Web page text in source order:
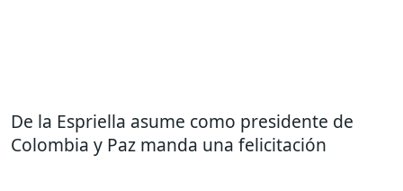
De la Espriella asume como presidente de
Colombia y Paz manda una felicitación